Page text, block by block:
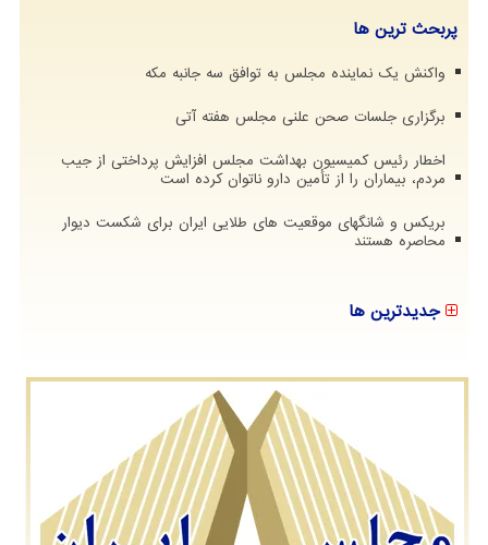
پربحث ترین ها
واکنش یک نماینده مجلس به توافق سه جانبه مکه
برگزاری جلسات صحن علنی مجلس هفته آتی
اخطار رئیس کمیسیون بهداشت مجلس افزایش پرداختی از جیب
مردم، بیماران را از تأمین دارو ناتوان کرده است
بریکس و شانگهای موقعیت های طلایی ایران برای شکست دیوار
محاصره هستند
جدیدترین ها